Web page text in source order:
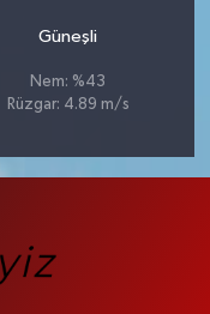
Güneşli
Nem: %43
Rüzgar: 4.89 m/s